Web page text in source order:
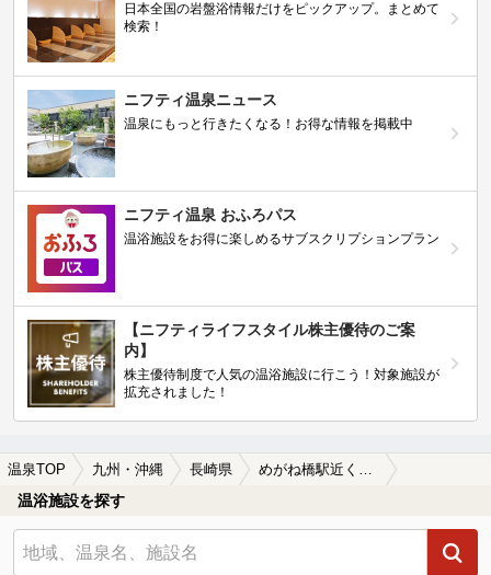
日本全国の岩盤浴情報だけをピックアップ。まとめて
検索！
ニフティ温泉ニュース
温泉にもっと行きたくなる！お得な情報を掲載中
ニフティ温泉 おふろパス
温浴施設をお得に楽しめるサブスクリプションプラン
【ニフティライフスタイル株主優待のご案
内】
株主優待制度で人気の温浴施設に行こう！対象施設が
拡充されました！
温泉TOP 九州・沖縄 長崎県 めがね橋駅近くの温泉、日帰り温泉、スーパー銭湯おすすめ
温浴施設を探す